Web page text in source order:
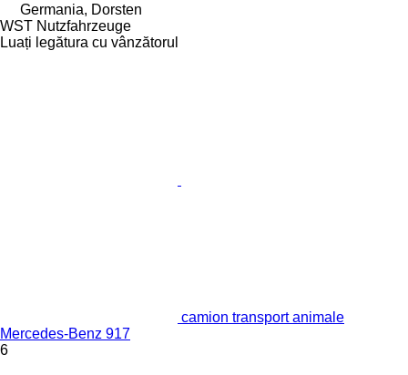
Germania, Dorsten
WST Nutzfahrzeuge
Luați legătura cu vânzătorul
camion transport animale
Mercedes-Benz 917
6